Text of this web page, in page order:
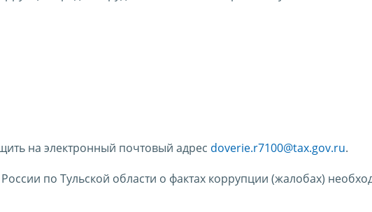
на электронный почтовый адрес doverie.r7100@tax.gov.ru.
по Тульской области о фактах коррупции (жалобах)